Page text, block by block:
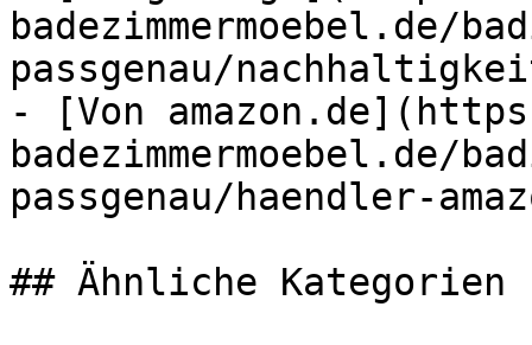
passgenau/
- [Von
passgenau/haendler-
## Ähnliche Kategorien